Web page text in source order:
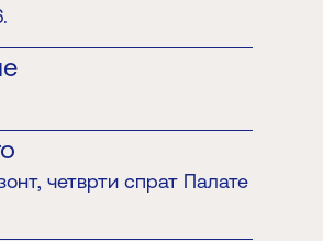
четврти спрат Палате